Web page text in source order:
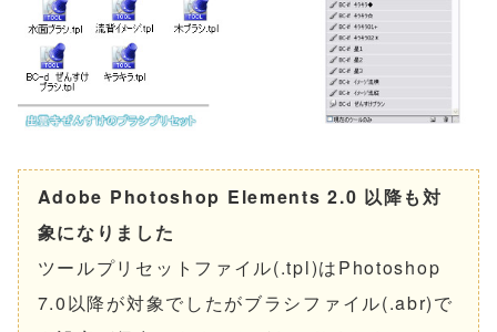
Adobe Photoshop Elements 2.0 以降も対
象になりました
ツールプリセットファイル(.tpl)はPhotoshop
7.0以降が対象でしたがブラシファイル(.abr)で